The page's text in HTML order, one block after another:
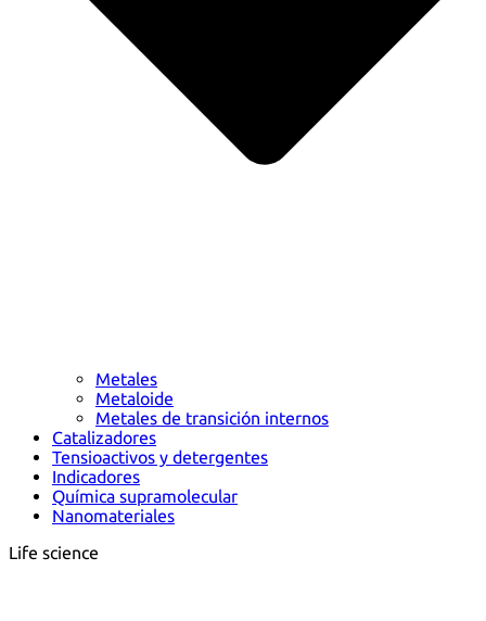
Metales
Metaloide
Metales de transición internos
Catalizadores
Tensioactivos y detergentes
Indicadores
Química supramolecular
Nanomateriales
Life science